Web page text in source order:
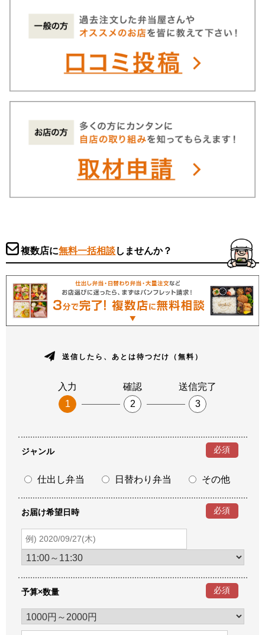
複数店に無料一括相談しませんか？
送信したら、あとは待つだけ（無料）
入力
1
確認
2
送信完了
3
ジャンル 必須
仕出し弁当 日替わり弁当 その他
お届け希望日時 必須
予算×数量 必須